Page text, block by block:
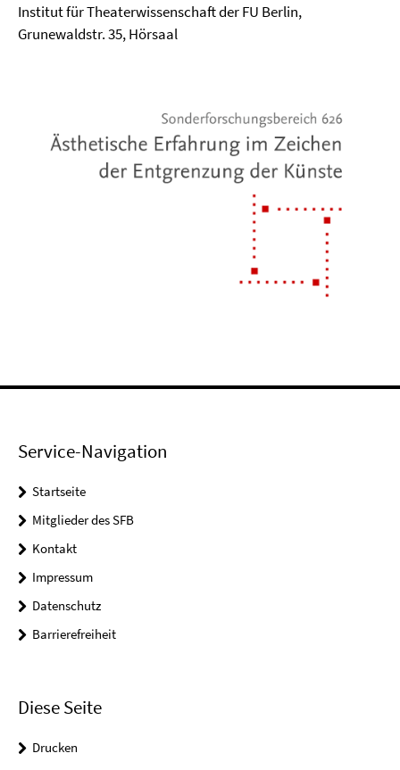
Institut für Theaterwissenschaft der FU Berlin,
Grunewaldstr. 35, Hörsaal
Service-Navigation
Startseite
Mitglieder des SFB
Kontakt
Impressum
Datenschutz
Barrierefreiheit
Diese Seite
Drucken